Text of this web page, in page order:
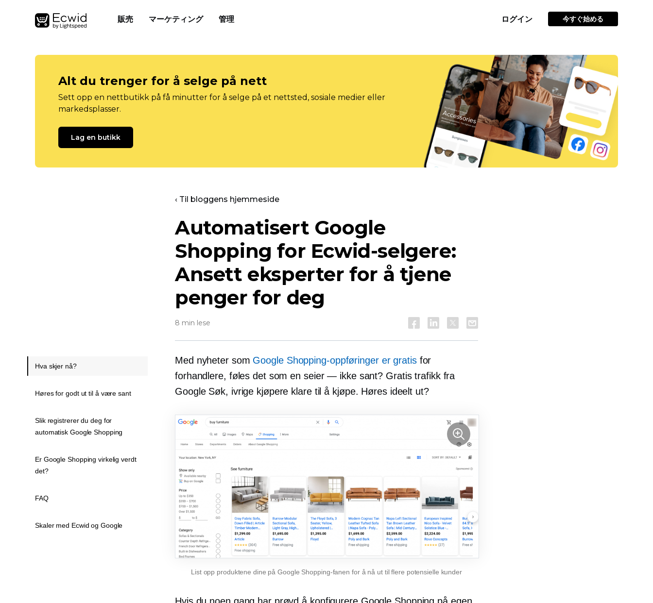
販売 マーケティング 管理 ログイン 今すぐ始める
Alt du trenger for å selge på nett
Sett opp en nettbutikk på få minutter for å selge på et nettsted, sosiale medier eller
markedsplasser.
Lag en butikk
‹ Til bloggens hjemmeside
Automatisert Google
Shopping for Ecwid-selgere:
Ansett eksperter for å tjene
penger for deg
8 min lese
Med nyheter som Google Shopping-oppføringer er gratisfor
forhandlere, føles det som en seier — ikke sant? Gratis trafikk fra
Google Søk, ivrige kjøpere klare til å kjøpe. Høres ideelt ut?
List opp produktene dine på Google Shopping-fanen for å nå ut til flere potensielle kunder
Hva skjer nå?
Høres for godt ut til å være sant
Slik registrerer du deg for
automatisk Google Shopping
Er Google Shopping virkelig verdt
det?
FAQ
Skaler med Ecwid og Google